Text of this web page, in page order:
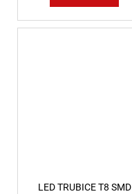
LED TRUBICE T8 SMD